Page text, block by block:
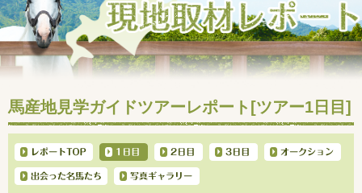
馬産地見学ガイドツアーレポート[ツアー1日目]